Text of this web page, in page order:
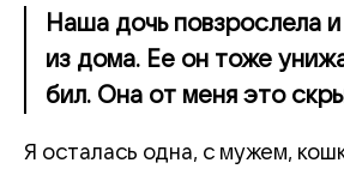
Наша дочь повзрослела
из дома. Ее он тоже
бил. Она от меня это
Я осталась одна, с мужем,